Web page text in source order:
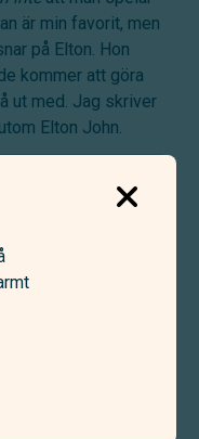
är min favorit, men
på Elton. Hon
kommer att göra
ut med. Jag skriver
Elton John.
efteråt. Det
att jag absolut inte
äppelpaj. Det